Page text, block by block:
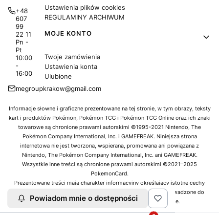
+48
607
99
22 11
Pn -
Pt
10:00
-
16:00
megroupkrakow@gmail.com
Ustawienia plików cookies
REGULAMINY ARCHIWUM
MOJE KONTO
Twoje zamówienia
Ustawienia konta
Ulubione
Informacje słowne i graficzne prezentowane na tej stronie, w tym obrazy, teksty
kart i produktów Pokémon, Pokémon TCG i Pokémon TCG Online oraz ich znaki
towarowe są chronione prawami autorskimi ©1995-2021 Nintendo, The
Pokémon Company International, Inc. i GAMEFREAK. Niniejsza strona
internetowa nie jest tworzona, wspierana, promowana ani powiązana z
Nintendo, The Pokémon Company International, Inc. ani GAMEFREAK.
Wszystkie inne treści są chronione prawami autorskimi ©2021–2025
PokemonCard.
Prezentowane treści mają charakter informacyjny określający istotne cechy
oferowanych produktów. Jako sklep oferujemy produkty wprowadzone do
obrotu przez oficjalne dystrybucje Pokémon w Europie.
Powiadom mnie o dostępności